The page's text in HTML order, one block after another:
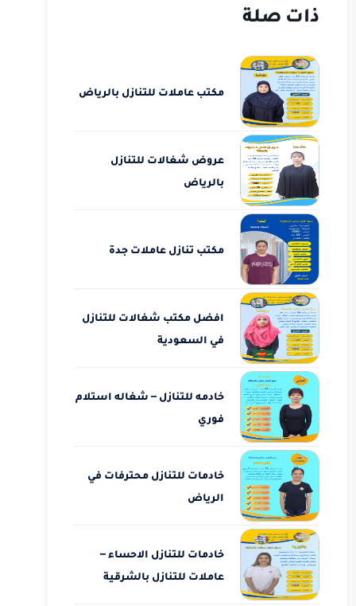
ذات صلة
مكتب عاملات للتنازل بالرياض
عروض شغالات للتنازل
بالرياض
مكتب تنازل عاملات جدة
افضل مكتب شغالات للتنازل
في السعودية
خادمه للتنازل – شغاله استلام
فوري
خادمات للتنازل محترفات في
الرياض
خادمات للتنازل الاحساء –
عاملات للتنازل بالشرقية